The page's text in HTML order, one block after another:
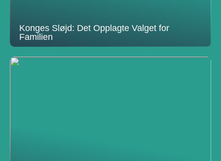
Konges Sløjd: Det Opplagte Valget for
Familien